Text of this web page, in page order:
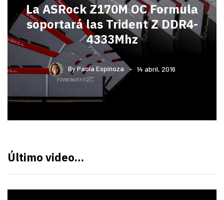
La ASRock Z170M OC Formula
soportará las Trident Z DDR4-
4333Mhz
ByPaola Espinoza 14 abril, 2016
Último video…